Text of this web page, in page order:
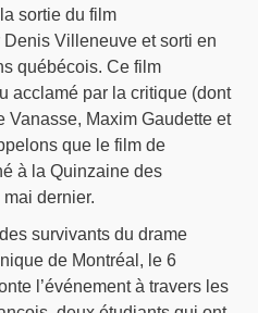
sortie du film
Denis Villeneuve et sorti en
québécois. Ce film
acclamé par la critique (dont
Vanasse, Maxim Gaudette et
que le film de
à la Quinzaine des
dernier.
survivants du drame
de Montréal, le 6
l’événement à travers les